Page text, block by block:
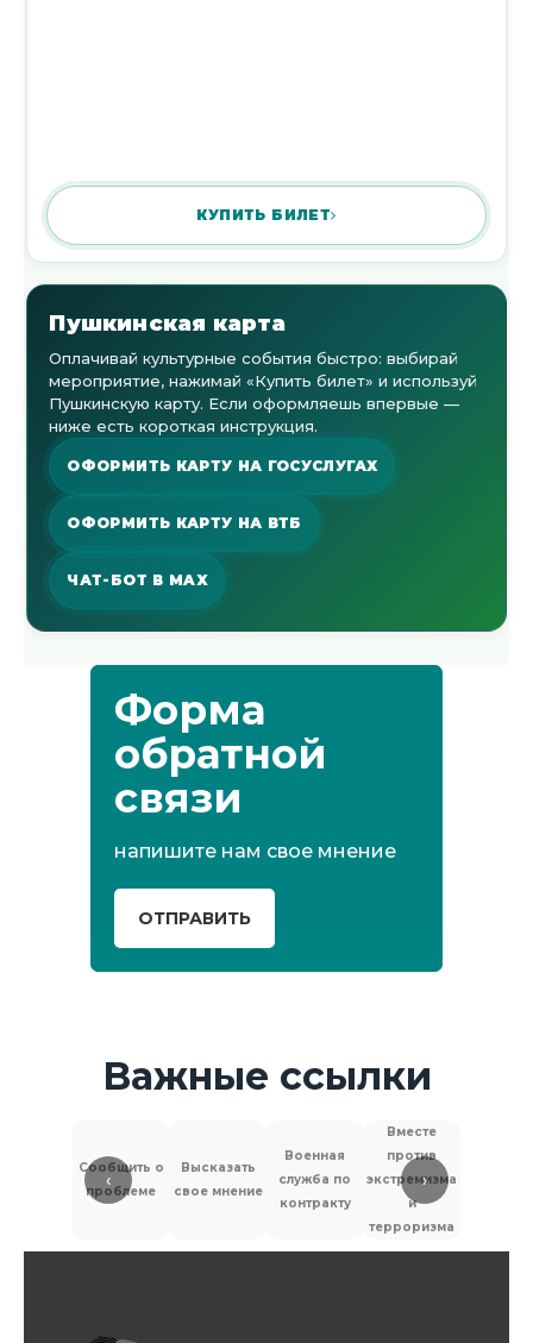
КУПИТЬ БИЛЕТ
Пушкинская карта
Оплачивай культурные события быстро: выбирай
мероприятие, нажимай «Купить билет» и используй
Пушкинскую карту. Если оформляешь впервые —
ниже есть короткая инструкция.
ОФОРМИТЬ КАРТУ НА ГОСУСЛУГАХ
ОФОРМИТЬ КАРТУ НА ВТБ
ЧАТ-БОТ В MAX
Форма
обратной
связи
напишите нам свое мнение
ОТПРАВИТЬ
Важные ссылки
‹
Сообщить о
проблеме
Высказать
свое мнение
Военная
служба по
контракту
Вместе
против
экстремизма
и
терроризма
›